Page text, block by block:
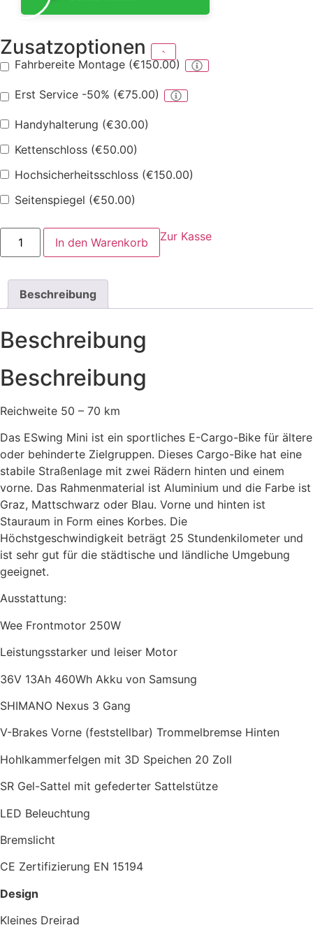
Zusatzoptionen
Fahrbereite Montage (€150.00)
Erst Service -50% (€75.00)
Handyhalterung (€30.00)
Kettenschloss (€50.00)
Hochsicherheitsschloss (€150.00)
Seitenspiegel (€50.00)
Dreirad
Swing
In den Warenkorb Zur Kasse
Beschreibung
Beschreibung
Beschreibung
Reichweite 50 – 70 km
Das ESwing Mini ist ein sportliches E-Cargo-Bike für ältere
oder behinderte Zielgruppen. Dieses Cargo-Bike hat eine
stabile Straßenlage mit zwei Rädern hinten und einem
vorne. Das Rahmenmaterial ist Aluminium und die Farbe ist
Graz, Mattschwarz oder Blau. Vorne und hinten ist
Stauraum in Form eines Korbes. Die
Höchstgeschwindigkeit beträgt 25 Stundenkilometer und
ist sehr gut für die städtische und ländliche Umgebung
geeignet.
Ausstattung:
Wee Frontmotor 250W
Leistungsstarker und leiser Motor
36V 13Ah 460Wh Akku von Samsung
SHIMANO Nexus 3 Gang
V-Brakes Vorne (feststellbar) Trommelbremse Hinten
Hohlkammerfelgen mit 3D Speichen 20 Zoll
SR Gel-Sattel mit gefederter Sattelstütze
LED Beleuchtung
Bremslicht
CE Zertifizierung EN 15194
Design
Kleines Dreirad